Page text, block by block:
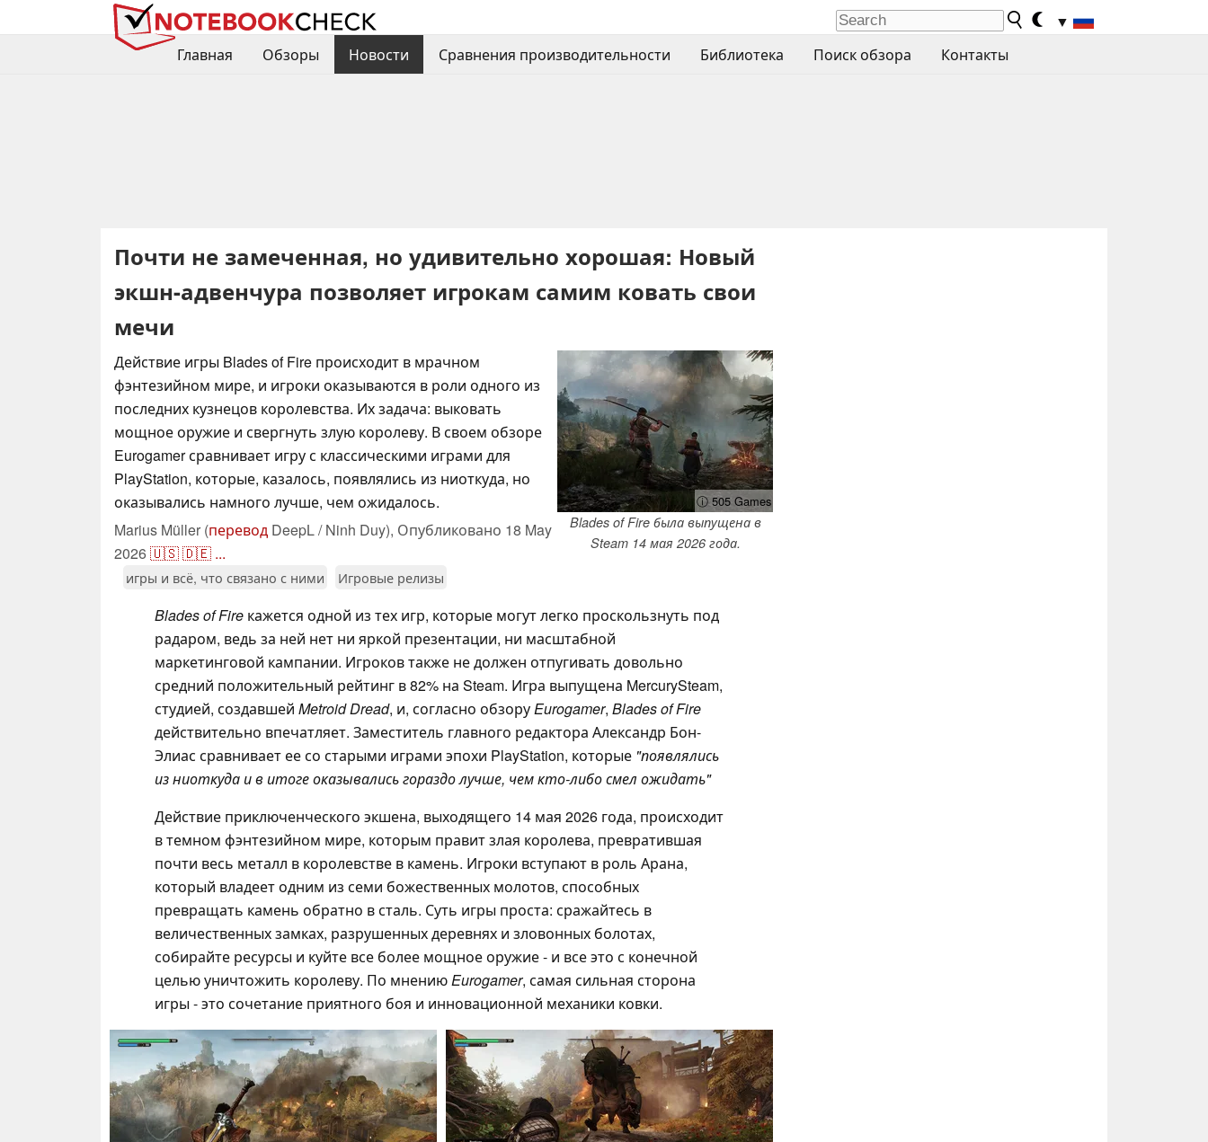
▼
Главная
Обзоры Новости Сравнения производительности Библиотека Поиск обзора Контакты
Почти не замеченная, но удивительно хорошая: Новый
экшн-адвенчура позволяет игрокам самим ковать свои
мечи
ⓘ 505 Games
Blades of Fire была выпущена в
Steam 14 мая 2026 года.
Действие игры Blades of Fire происходит в мрачном
фэнтезийном мире, и игроки оказываются в роли одного из
последних кузнецов королевства. Их задача: выковать
мощное оружие и свергнуть злую королеву. В своем обзоре
Eurogamer сравнивает игру с классическими играми для
PlayStation, которые, казалось, появлялись из ниоткуда, но
оказывались намного лучше, чем ожидалось.
Marius Müller (перевод DeepL / Ninh Duy), Опубликовано 18 May
2026🇺🇸🇩🇪 ...
игры и всё, что связано с ними Игровые релизы
Blades of Fire кажется одной из тех игр, которые могут легко проскользнуть под
радаром, ведь за ней нет ни яркой презентации, ни масштабной
маркетинговой кампании. Игроков также не должен отпугивать довольно
средний положительный рейтинг в 82% на Steam. Игра выпущена MercurySteam,
студией, создавшей Metroid Dread, и, согласно обзоруEurogamer, Blades of Fire
действительно впечатляет. Заместитель главного редактора Александр Бон-
Элиас сравнивает ее со старыми играми эпохи PlayStation, которые "появлялись
из ниоткуда и в итоге оказывались гораздо лучше, чем кто-либо смел ожидать"
Действие приключенческого экшена, выходящего 14 мая 2026 года, происходит
в темном фэнтезийном мире, которым правит злая королева, превратившая
почти весь металл в королевстве в камень. Игроки вступают в роль Арана,
который владеет одним из семи божественных молотов, способных
превращать камень обратно в сталь. Суть игры проста: сражайтесь в
величественных замках, разрушенных деревнях и зловонных болотах,
собирайте ресурсы и куйте все более мощное оружие - и все это с конечной
целью уничтожить королеву. По мнениюEurogamer, самая сильная сторона
игры - это сочетание приятного боя и инновационной механики ковки.